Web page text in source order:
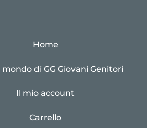
Home
mondo di GG Giovani Genitori
Il mio account
Carrello